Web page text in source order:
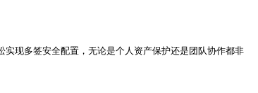
现多签安全配置，无论是个人资产保护还是团队协作都非